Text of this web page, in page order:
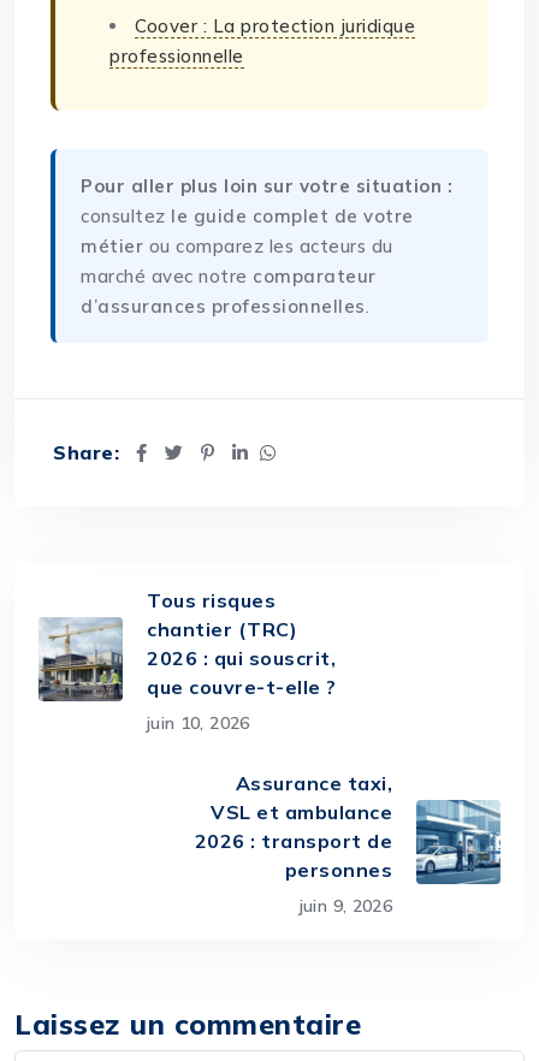
Coover : La protection juridique
professionnelle
Pour aller plus loin sur votre situation :
consultez le guide complet de votre
métier ou comparez les acteurs du
marché avec notre comparateur
d’assurances professionnelles.
Share:
Tous risques
chantier (TRC)
2026 : qui souscrit,
que couvre-t-elle ?
juin 10, 2026
Assurance taxi,
VSL et ambulance
2026 : transport de
personnes
juin 9, 2026
Laissez un commentaire